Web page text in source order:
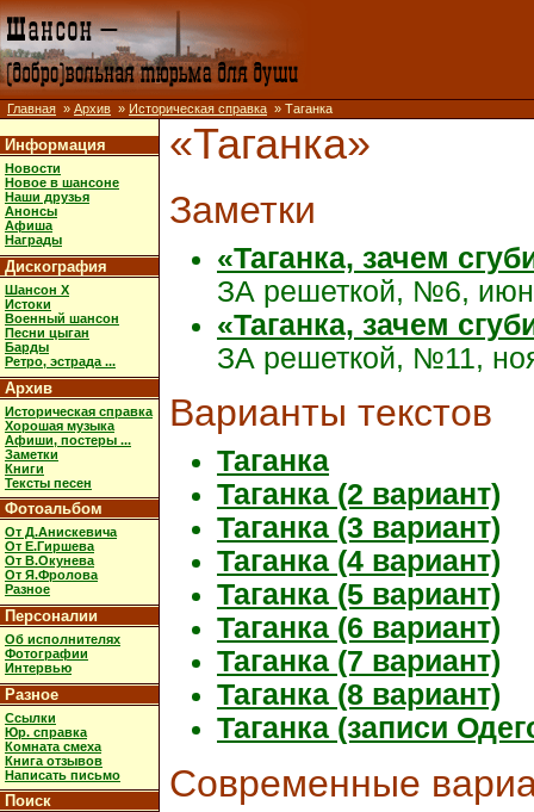
Главная » Архив » Историческая справка » Таганка
Информация
Новости
Новое в шансоне
Наши друзья
Анонсы
Афиша
Награды
Дискография
Шансон X
Истоки
Военный шансон
Песни цыган
Барды
Ретро, эстрада ...
Архив
Историческая справка
Хорошая музыка
Афиши, постеры ...
Заметки
Книги
Тексты песен
Фотоальбом
От Д.Анискевича
От Е.Гиршева
От В.Окунева
От Я.Фролова
Разное
Персоналии
Об исполнителях
Фотографии
Интервью
Разное
Ссылки
Юр. справка
Комната смеха
Книга отзывов
Написать письмо
Поиск
«Таганка»
Заметки
«Таганка, зачем
ЗА решеткой, №6,
«Таганка, зачем
ЗА решеткой, №11,
Варианты текстов
Таганка
Таганка (2 вариант)
Таганка (3 вариант)
Таганка (4 вариант)
Таганка (5 вариант)
Таганка (6 вариант)
Таганка (7 вариант)
Таганка (8 вариант)
Таганка (записи
Современные